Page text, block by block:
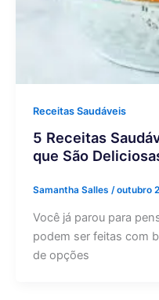
Receitas Saudáveis
5 Receitas
que São
Samantha Salles /outubro
Você já parou para
podem ser feitas com
de opções